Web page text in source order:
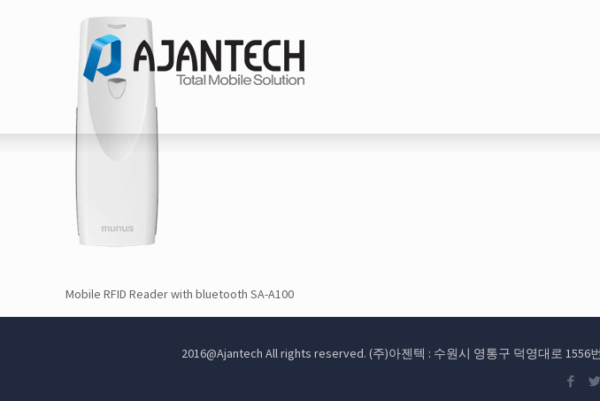
Mobile RFID Reader with bluetooth SA-A100
2016@Ajantech All rights reserved. (주)아젠텍 : 수원시 영통구 덕영대로 1556